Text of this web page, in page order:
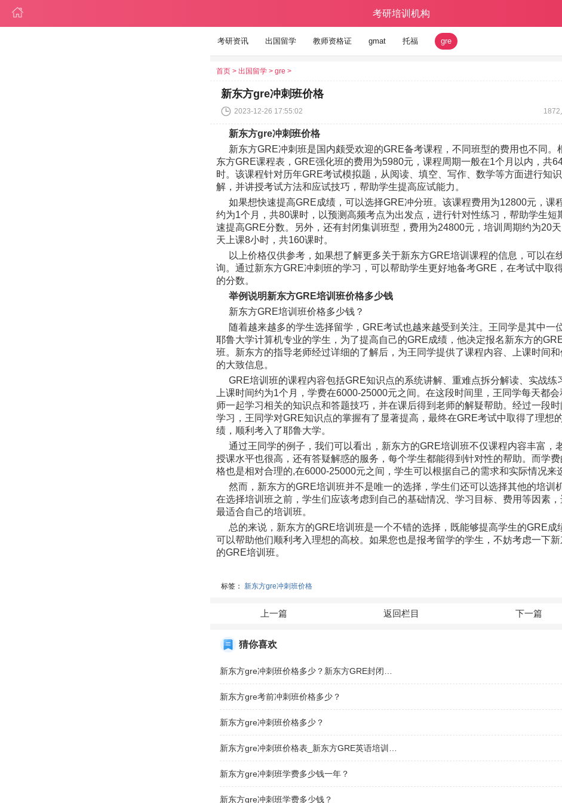
考研培训机构
考研资讯 出国留学 教师资格证 gmat 托福 gre
首页 > 出国留学 > gre >
新东方gre冲刺班价格
2023-12-26 17:55:02 1872
新东方gre冲刺班价格
新东方GRE冲刺班是国内颇受欢迎的GRE备考课程，不同班型的费用也不同。
东方GRE课程表，GRE强化班的费用为5980元，课程周期一般在1个月以内，共
时。该课程针对历年GRE考试模拟题，从阅读、填空、写作、数学等方面进行知
解，并讲授考试方法和应试技巧，帮助学生提高应试能力。
如果想快速提高GRE成绩，可以选择GRE冲分班。该课程费用为12800元，课
约为1个月，共80课时，以预测高频考点为出发点，进行针对性练习，帮助学生短
速提高GRE分数。另外，还有封闭集训班型，费用为24800元，培训周期约为20
天上课8小时，共160课时。
以上价格仅供参考，如果想了解更多关于新东方GRE培训课程的信息，可以在
询。通过新东方GRE冲刺班的学习，可以帮助学生更好地备考GRE，在考试中取
的分数。
举例说明新东方GRE培训班价格多少钱
新东方GRE培训班价格多少钱？
随着越来越多的学生选择留学，GRE考试也越来越受到关注。王同学是其中一
耶鲁大学计算机专业的学生，为了提高自己的GRE成绩，他决定报名新东方的
班。新东方的指导老师经过详细的了解后，为王同学提供了课程内容、上课时间和
的大致信息。
GRE培训班的课程内容包括GRE知识点的系统讲解、重难点拆分解读、实战练
上课时间约为1个月，学费在6000-25000元之间。在这段时间里，王同学每天都会
师一起学习相关的知识点和答题技巧，并在课后得到老师的解疑帮助。经过一段时
学习，王同学对GRE知识点的掌握有了显著提高，最终在GRE考试中取得了理想
绩，顺利考入了耶鲁大学。
通过王同学的例子，我们可以看出，新东方的GRE培训班不仅课程内容丰富，
授课水平也很高，还有答疑解惑的服务，每个学生都能得到针对性的帮助。而学费
格也是相对合理的,在6000-25000元之间，学生可以根据自己的需求和实际情况来
然而，新东方的GRE培训班并不是唯一的选择，学生们还可以选择其他的培训
在选择培训班之前，学生们应该考虑到自己的基础情况、学习目标、费用等因素，
最适合自己的培训班。
总的来说，新东方的GRE培训班是一个不错的选择，既能够提高学生的GRE成
可以帮助他们顺利考入理想的高校。如果您也是报考留学的学生，不妨考虑一下
的GRE培训班。
标签： 新东方gre冲刺班价格
上一篇 返回栏目 下一篇
猜你喜欢
新东方gre考前冲刺班价格多少？
新东方gre冲刺班价格多少？
新东方gre冲刺班学费多少钱一年？
新东方gre冲刺班学费多少钱？